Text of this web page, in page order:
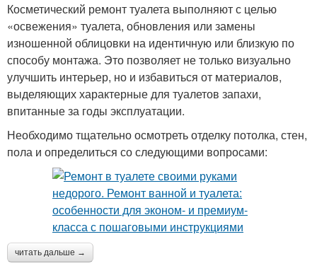
Косметический ремонт туалета выполняют с целью
«освежения» туалета, обновления или замены
изношенной облицовки на идентичную или близкую по
способу монтажа. Это позволяет не только визуально
улучшить интерьер, но и избавиться от материалов,
выделяющих характерные для туалетов запахи,
впитанные за годы эксплуатации.
Необходимо тщательно осмотреть отделку потолка, стен,
пола и определиться со следующими вопросами:
читать дальше →